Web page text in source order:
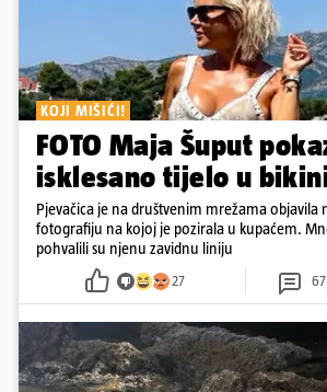
KOJI MIŠIĆI!
FOTO Maja Šuput
isklesano tijelo u
Pjevačica je na društvenim mrežama objavila
fotografiju na kojoj je pozirala u kupaćem.
pohvalili su njenu zavidnu liniju
27 67